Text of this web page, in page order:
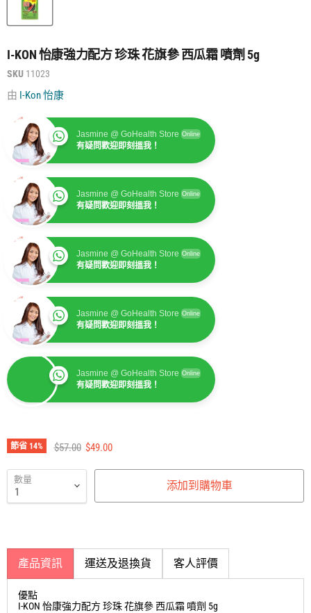
I-KON 怡康強力配方 珍珠 花旗參 西瓜霜 噴劑 5g
SKU 11023
由 I-Kon 怡康
Jasmine @ GoHealth Store Online
有疑問歡迎即刻搵我！
Jasmine @ GoHealth Store Online
有疑問歡迎即刻搵我！
Jasmine @ GoHealth Store Online
有疑問歡迎即刻搵我！
Jasmine @ GoHealth Store Online
有疑問歡迎即刻搵我！
Jasmine @ GoHealth Store Online
有疑問歡迎即刻搵我！
節省 14% 建議零售價
$57.00 售價
$49.00
數量 添加到購物車
產品資訊 運送及退換貨 客人評價
優點
I-KON 怡康強力配方 珍珠 花旗參 西瓜霜 噴劑 5g